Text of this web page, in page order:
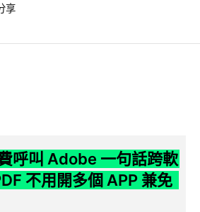
享
呼叫 Adobe 一句話跨軟
不用開多個 APP 兼免